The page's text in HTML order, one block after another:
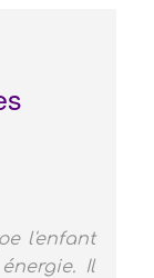
l'enfant
Il